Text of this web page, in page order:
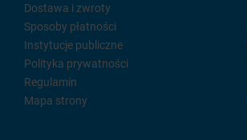
Dostawa i zwroty
Sposoby płatności
Instytucje publiczne
Polityka prywatności
Regulamin
Mapa strony